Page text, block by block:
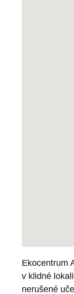
Ekocentrum
v klidné
nerušené